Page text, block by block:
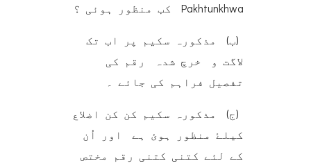
Pakhtunkhwa کب منظور ہوئی ؟
(ب) مذکورہ سکیم پر اب تک
لاگت و خرچ شدہ رقم کی
تفصیل فراہم کی جائے ۔
(ج) مذکورہ سکیم کن کن اضلاع
کیلۓ منظور ہوئ ہے اور اُن
کے لئے کتنی کتنی رقم مختص